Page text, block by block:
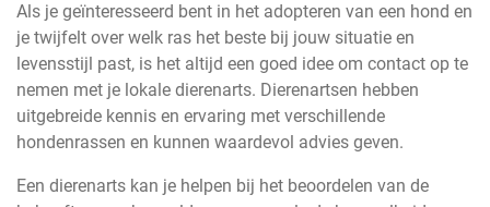
Als je geïnteresseerd bent in het adopteren van een hond en
je twijfelt over welk ras het beste bij jouw situatie en
levensstijl past, is het altijd een goed idee om contact op te
nemen met je lokale dierenarts. Dierenartsen hebben
uitgebreide kennis en ervaring met verschillende
hondenrassen en kunnen waardevol advies geven.
Een dierenarts kan je helpen bij het beoordelen van de